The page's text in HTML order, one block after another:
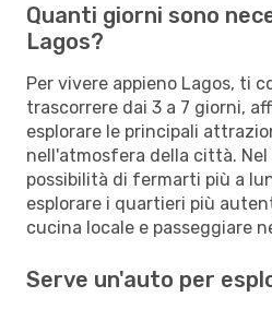
Quanti giorni sono
Lagos?
Per vivere appieno Lagos, ti
trascorrere dai 3 a 7 giorni,
esplorare le principali
nell'atmosfera della città. Nel
possibilità di fermarti più a
esplorare i quartieri più
cucina locale e passeggiare
Serve un'auto per